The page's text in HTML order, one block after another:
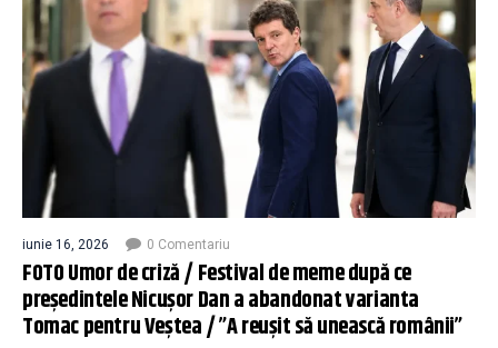
iunie 16, 2026 0 Comentariu
FOTO Umor de criză / Festival de meme după ce
președintele Nicușor Dan a abandonat varianta
Tomac pentru Veștea / ”A reușit să unească românii”